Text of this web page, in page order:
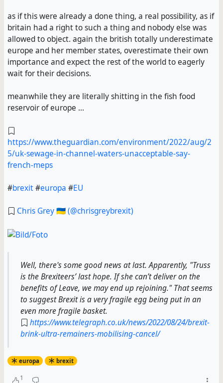
as if this were already a done thing, a real possibility, as if
britain had a right to such a thing and nobody else was
allowed to object. again the british totally underestimate
europe and her member states, overestimate their own
importance and expect the rest of the world to eagerly
wait for their decisions.
meanwhile they are literally shitting in the fish food
reservoir of europe ...
https://www.theguardian.com/environment/2022/aug/2
5/uk-sewage-in-channel-waters-unacceptable-say-
french-meps
#brexit#europa #EU
Chris Grey 🇺🇦 (@chrisgreybrexit)
Well, there's some good news at last. Apparently, "Truss
is the Brexiteers’ last hope. If she can’t deliver on the
benefits of Leave, we may end up rejoining." That seems
to suggest Brexit is a very fragile egg being put in an
even more fragile basket.
https://www.telegraph.co.uk/news/2022/08/24/brexit-
brink-ultra-remainers-mobilising-cancel/
europa brexit
1